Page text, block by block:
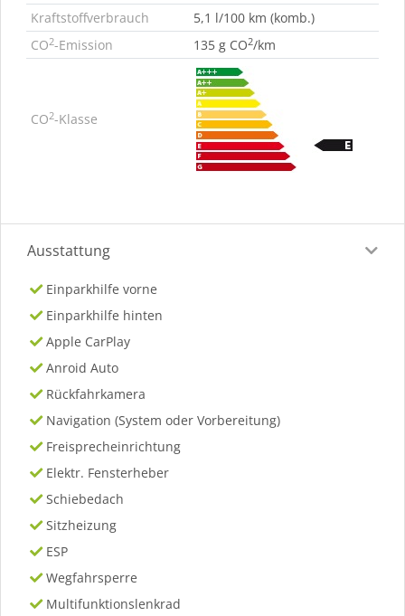
Kraftstoffverbrauch
5,1 l/100 km (komb.)
CO2-Emission 135 g CO2/km
CO2-Klasse
Ausstattung
Einparkhilfe vorne
Einparkhilfe hinten
Apple CarPlay
Anroid Auto
Rückfahrkamera
Navigation (System oder Vorbereitung)
Freisprecheinrichtung
Elektr. Fensterheber
Schiebedach
Sitzheizung
ESP
Wegfahrsperre
Multifunktionslenkrad